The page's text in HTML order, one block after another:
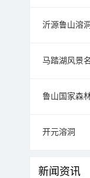
马踏湖风景
鲁山国家森
开元溶洞
新闻资讯